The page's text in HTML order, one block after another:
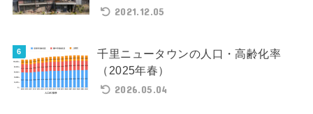
2021.12.05
千里ニュータウンの人口・高齢化率
（2025年春）
2026.05.04